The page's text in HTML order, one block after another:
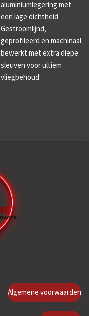
aluminiumlegering met
een lage dichtheid
Gestroomlijnd,
geprofileerd en machinaal
bewerkt met extra diepe
sleuven voor ultiem
vliegbehoud
Algemene voorwaarden